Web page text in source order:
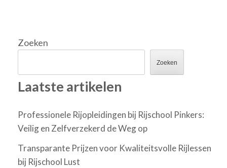
Zoeken
Zoeken
Laatste artikelen
Professionele Rijopleidingen bij Rijschool Pinkers:
Veilig en Zelfverzekerd de Weg op
Transparante Prijzen voor Kwaliteitsvolle Rijlessen
bij Rijschool Lust